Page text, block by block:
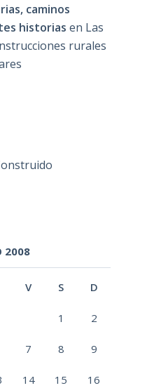
caminos
historias en Las
rurales
2008
V S D
1 2
7 8 9
14 15 16